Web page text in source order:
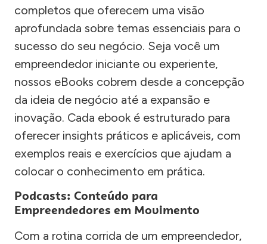
completos que oferecem uma visão
aprofundada sobre temas essenciais para o
sucesso do seu negócio. Seja você um
empreendedor iniciante ou experiente,
nossos eBooks cobrem desde a concepção
da ideia de negócio até a expansão e
inovação. Cada ebook é estruturado para
oferecer insights práticos e aplicáveis, com
exemplos reais e exercícios que ajudam a
colocar o conhecimento em prática.
Podcasts: Conteúdo para
Empreendedores em Movimento
Com a rotina corrida de um empreendedor,